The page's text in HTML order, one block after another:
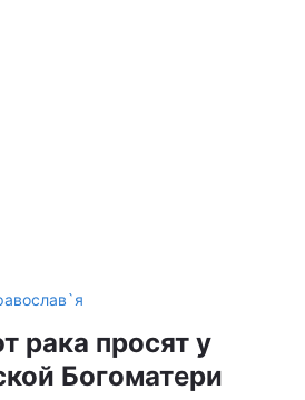
рака просят у
Богоматери